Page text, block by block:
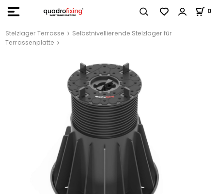
0
Stelzlager Terrasse
Selbstnivellierende Stelzlager für
Terrassenplatte